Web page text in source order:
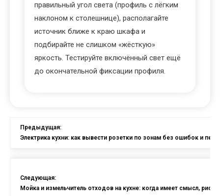
правильный угол света (профиль с лёгким
наклоном к столешнице), располагайте
источник ближе к краю шкафа и
подбирайте не слишком «жёсткую»
яркость. Тестируйте включённый свет ещё
до окончательной фиксации профиля.
Предыдущая:
Электрика кухни: как вывести розетки по зонам без ошибок и
Следующая:
Мойка и измельчитель отходов на кухне: когда имеет смысл, риски